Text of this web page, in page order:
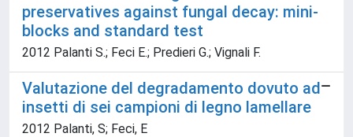
preservatives against fungal decay: mini-
blocks and standard test
2012 Palanti S.; Feci E.; Predieri G.; Vignali F.
Valutazione del degradamento dovuto ad
insetti di sei campioni di legno lamellare
2012 Palanti, S; Feci, E